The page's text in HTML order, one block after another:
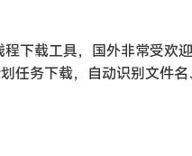
下载工具，国外非常受欢
任务下载，自动识别文件